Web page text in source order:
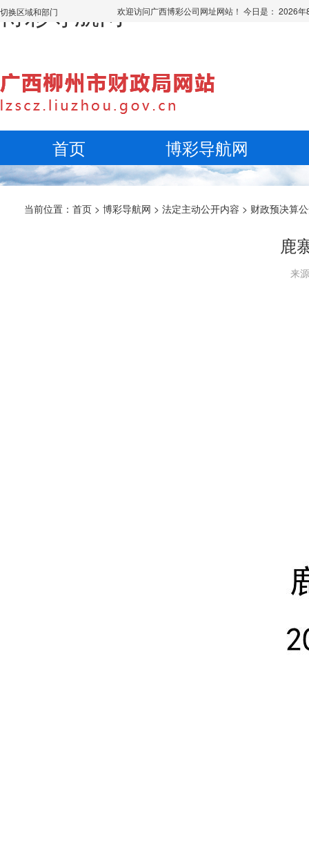
博彩导航网
切换区域和部门 欢迎访问广西博彩公司网址网站！ 今日是： 2026
首页 博彩导航网
当前位置： 首页 > 博彩导航网 > 法定主动公开内容 > 财政预决算
鹿
来